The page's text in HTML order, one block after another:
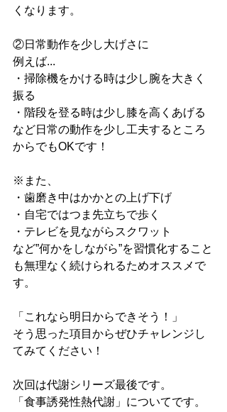
くなります。
②日常動作を少し大げさに
例えば...
・掃除機をかける時は少し腕を大きく
振る
・階段を登る時は少し膝を高くあげる
など日常の動作を少し工夫するところ
からでもOKです！
※また、
・歯磨き中はかかとの上げ下げ
・自宅ではつま先立ちで歩く
・テレビを見ながらスクワット
など”何かをしながら”を習慣化すること
も無理なく続けられるためオススメで
す。
「これなら明日からできそう！」
そう思った項目からぜひチャレンジし
てみてください！
次回は代謝シリーズ最後です。
「食事誘発性熱代謝」についてです。